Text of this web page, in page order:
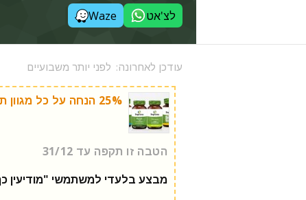
לצ'אט Waze
עודכן לאחרונה: לפני יותר משבועיים
25% הנחה על כל מגוון תוספי התזונה!
הטבה זו תקפה עד 31/12
מבצע בלעדי למשתמשי "מודיעין